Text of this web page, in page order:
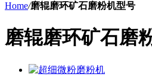
Home/磨辊磨环矿石磨粉机型号
磨辊磨环矿石磨